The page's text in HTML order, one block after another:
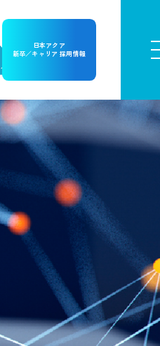
日本アクア
新卒／キャリア 採用情報